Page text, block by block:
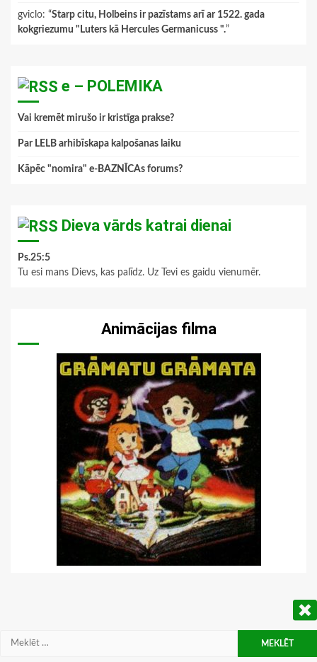
gviclo: “Starp citu, Holbeins ir pazīstams arī ar 1522. gada
kokgriezumu "Luters kā Hercules Germanicuss ".”
e – POLEMIKA
Vai kremēt mirušo ir kristīga prakse?
Par LELB arhibīskapa kalpošanas laiku
Kāpēc "nomira" e-BAZNĪCAs forums?
Dieva vārds katrai dienai
Ps.25:5
Tu esi mans Dievs, kas palīdz. Uz Tevi es gaidu vienumēr.
Animācijas filma
Meklēt: